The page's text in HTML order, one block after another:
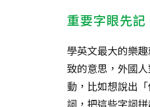
重要字眼先
學英文最大的樂
致的意思，外國
動，比如想說出
詞，把這些字詞